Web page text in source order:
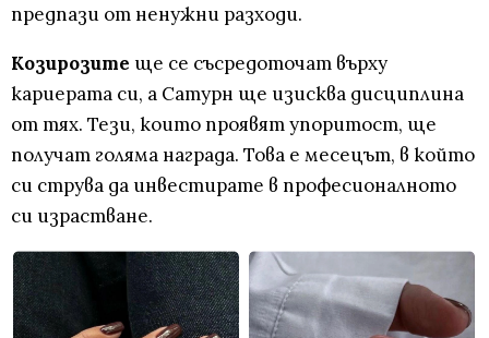
предпази от ненужни разходи.
Козирозите ще се съсредоточат върху
кариерата си, а Сатурн ще изисква дисциплина
от тях. Тези, които проявят упоритост, ще
получат голяма награда. Това е месецът, в който
си струва да инвестирате в професионалното
си израстване.